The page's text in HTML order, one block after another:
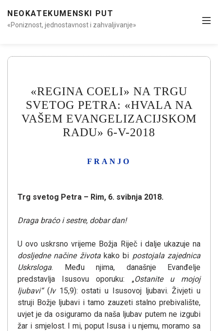
NEOKATEKUMENSKI PUT
«Poniznost, jednostavnost i zahvaljivanje»
«REGINA COELI» NA TRGU
SVETOG PETRA: «HVALA NA
VAŠEM EVANGELIZACIJSKOM
RADU» 6-V-2018
FRANJO
Trg svetog Petra – Rim, 6. svibnja 2018.
Draga braćo i sestre, dobar dan!
U ovo uskrsno vrijeme Božja Riječ i dalje ukazuje na
dosljedne načine života kako bi postojala zajednica
Uskrsloga. Među njima, današnje Evanđelje
predstavlja Isusovu oporuku: „Ostanite u mojoj
ljubavi“(Iv 15,9): ostati u Isusovoj ljubavi. Živjeti u
struji Božje ljubavi i tamo zauzeti stalno prebivalište,
uvjet je da osiguramo da naša ljubav putem ne izgubi
žar i smjelost. I mi, poput Isusa i u njemu, moramo sa